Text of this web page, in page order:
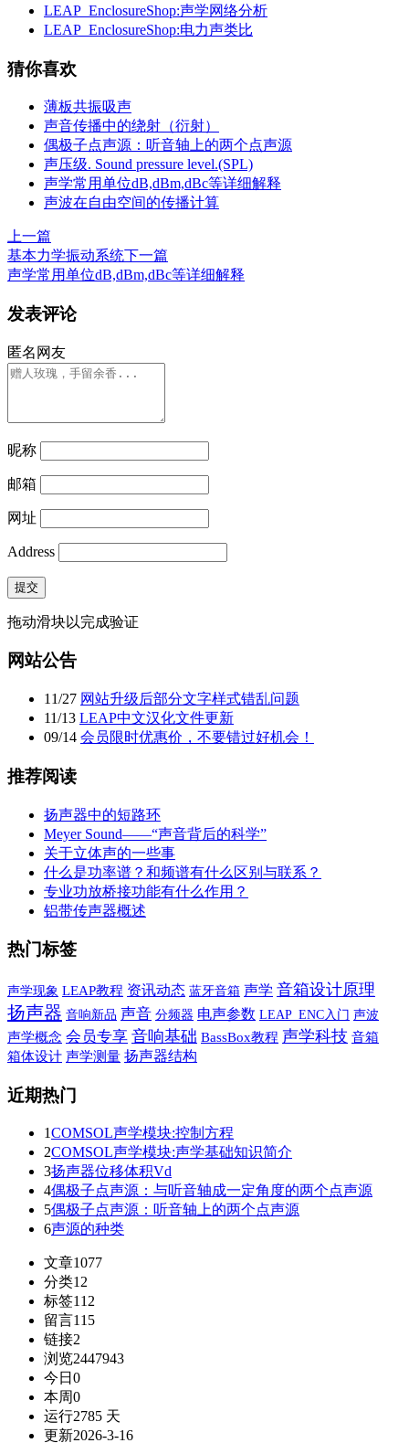
LEAP_EnclosureShop:声学网络分析
LEAP_EnclosureShop:电力声类比
猜你喜欢
薄板共振吸声
声音传播中的绕射（衍射）
偶极子点声源：听音轴上的两个点声源
声压级. Sound pressure level.(SPL)
声学常用单位dB,dBm,dBc等详细解释
声波在自由空间的传播计算
上一篇
基本力学振动系统下一篇
声学常用单位dB,dBm,dBc等详细解释
发表评论
匿名网友
昵称
邮箱
网址
Address
提交
拖动滑块以完成验证
网站公告
11/27 网站升级后部分文字样式错乱问题
11/13 LEAP中文汉化文件更新
09/14 会员限时优惠价，不要错过好机会！
推荐阅读
扬声器中的短路环
Meyer Sound——“声音背后的科学”
关于立体声的一些事
什么是功率谱？和频谱有什么区别与联系？
专业功放桥接功能有什么作用？
铝带传声器概述
热门标签
声学现象 LEAP教程 资讯动态 蓝牙音箱 声学 音箱设计原理
扬声器 音响新品 声音 分频器 电声参数 LEAP_ENC入门 声波
声学概念 会员专享 音响基础 BassBox教程 声学科技 音箱
箱体设计 声学测量 扬声器结构
近期热门
1COMSOL声学模块:控制方程
2COMSOL声学模块:声学基础知识简介
3扬声器位移体积Vd
4偶极子点声源：与听音轴成一定角度的两个点声源
5偶极子点声源：听音轴上的两个点声源
6声源的种类
文章1077
分类12
标签112
留言115
链接2
浏览2447943
今日 0
本周0
运行2785 天
更新2026-3-16